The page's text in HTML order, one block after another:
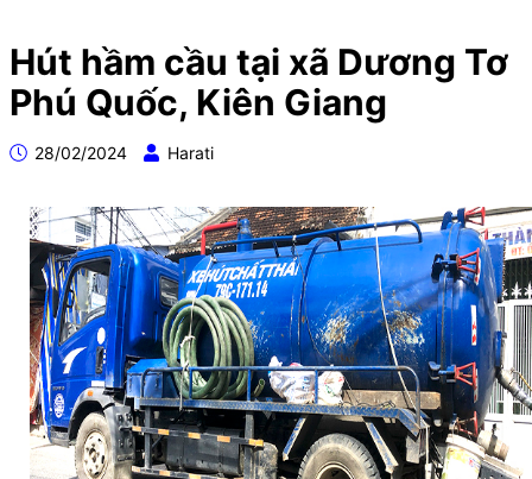
Hút hầm cầu tại xã Dương Tơ
Phú Quốc, Kiên Giang
28/02/2024 Harati